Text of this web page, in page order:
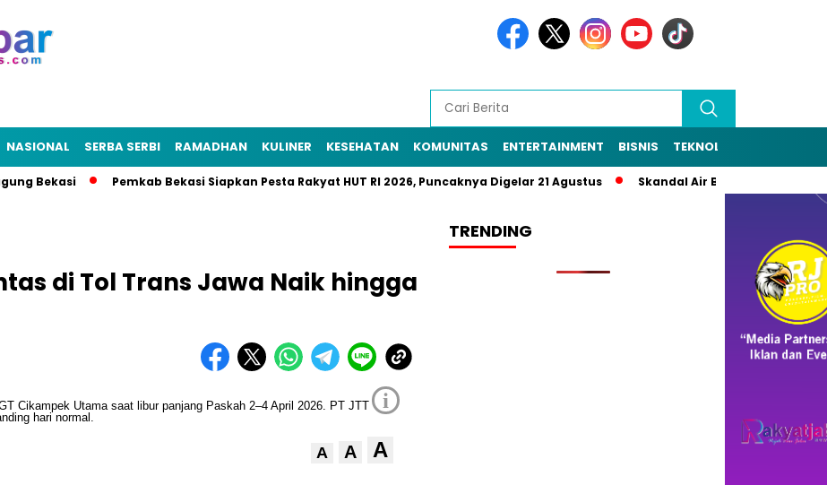
NASIONAL SERBA SERBI RAMADHAN KULINER KESEHATAN KOMUNITAS ENTERTAINMENT BISNIS TEKNOLOGI
Bekasi Pemkab Bekasi Siapkan Pesta Rakyat HUT RI 2026, Puncaknya Digelar 21 Agustus Skandal Air Bersih Bekasi! 3
di Tol Trans Jawa Naik hingga
i
A A A
TRENDING